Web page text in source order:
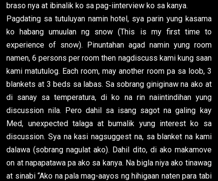
braso nya at ibinalik ko sa pag-iinterview ko sa kanya.
Pagdating sa tutuluyan namin hotel, sya parin yung kasama
ko habang umuulan ng snow (This is my first time to
experience of snow). Pinuntahan agad namin yung room
namen, 6 persons per room then nagdiscuss kami kung saan
kami matutulog. Each room, may another room pa sa loob, 3
blankets at 3 beds sa labas. Sa sobrang giniginaw na ako at
di sanay sa temperatura, di ko na rin naiintindihan yung
discussion nila. Pero dahil sa isang sagot na galing kay
Med, unexpected talaga at bumalik yung interest ko sa
discussion. Sya na kasi nagsuggest na, sa blanket na kami
dalawa (sobrang nagulat ako). Dahil dito, di ako makamove
on at napapatawa pa ako sa kanya. Na bigla niya ako tinawag
at sinabi “Ako na pala mag-aayos ng hihigaan naten para tabi